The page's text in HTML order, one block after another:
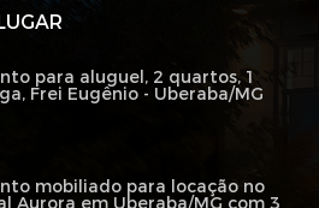
para aluguel, 2 quartos, 1
Frei Eugênio - Uberaba/MG
mobiliado para locação no